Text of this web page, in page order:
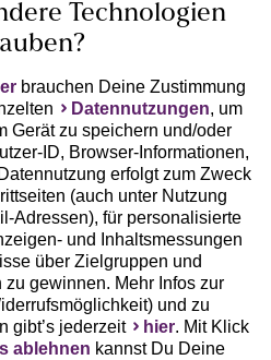
Technologien
brauchen Deine Zustimmung
Datennutzungen, um
Gerät zu speichern und/oder
ID, Browser-Informationen,
erfolgt zum Zweck
(auch unter Nutzung
Adressen), für personalisierte
und Inhaltsmessungen
über Zielgruppen und
gewinnen. Mehr Infos zur
und zu
gibt’s jederzeit
hier. Mit Klick
ablehnen kannst Du Deine